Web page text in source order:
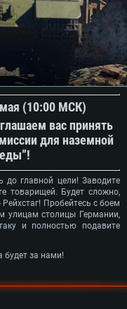
(10:00 МСК)
вас принять
для наземной
до главной цели! Заводите
товарищей. Будет сложно,
Пробейтесь с боем
улицам столицы Германии,
и полностью подавите
будет за нами!